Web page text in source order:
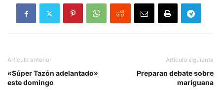
Artículo anterior
«Súper Tazón adelantado»
este domingo
Artículo siguiente
Preparan debate sobre
mariguana